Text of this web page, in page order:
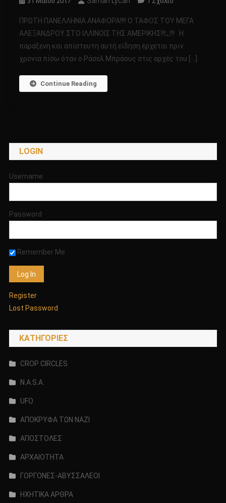
ΠΑΝΕΛΛΗΝΙΑ
ΑΝΑΦΟΡΑ!!!!
Ο
ΤΑΦΟΣ
ΠΡΩΤΗ ΠΑΝΕΛΛΗΝΙΑ ΑΝΑΦΟΡΑ!!!! Ο ΤΑΦΟΣ ΤΟΥ ΜΕΓΑ
ΑΛΕΞΑΝΔΡΟΥ ΣΤΟ ΙΛΛΙΝΟΙΣ ΤΗΣ ΑΜΕΡΙΚΗΣ!!!;;;!!! Η
παράξενη και απίστευτη αυτή είδηση έρχεται πριν
χρόνια πίσω όταν ο Ράσελ Μπράους στις αρχές του […]
Continue Reading
LOGIN
Username
Password
Remember Me
Register
Lost Password
KΑΤΗΓΟΡΊΕΣ
CROP CIRCLES
N.A.S.A.
UFO
ΑΠΟΚΡΥΦΑ ΤΩΝ ΝΑΖΙ
ΑΠΟΣΤΟΛΕΣ
ΑΡΧΑΙΟΤΗΤΑ
ΓΟΡΓΟΝΕΣ-ΑΒΥΣΣΑΛΕΟΙ
ΗΧΗΤΙΚΑ ΑΡΘΡΑ